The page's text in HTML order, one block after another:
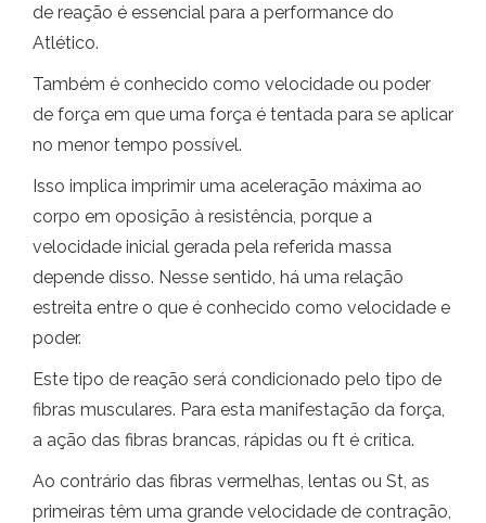
de reação é essencial para a performance do
Atlético.
Também é conhecido como velocidade ou poder
de força em que uma força é tentada para se aplicar
no menor tempo possível.
Isso implica imprimir uma aceleração máxima ao
corpo em oposição à resistência, porque a
velocidade inicial gerada pela referida massa
depende disso. Nesse sentido, há uma relação
estreita entre o que é conhecido como velocidade e
poder.
Este tipo de reação será condicionado pelo tipo de
fibras musculares. Para esta manifestação da força,
a ação das fibras brancas, rápidas ou ft é crítica.
Ao contrário das fibras vermelhas, lentas ou St, as
primeiras têm uma grande velocidade de contração,